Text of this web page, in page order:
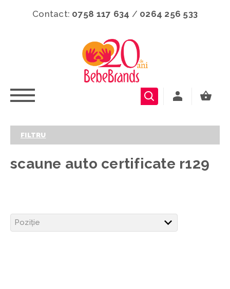
Contact: 0758 117 634 / 0264 256 533
FILTRU
scaune auto certificate r129